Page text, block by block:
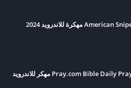
تحميل تطبيق Pray.com Bible Daily Prayer مهكر للاندرويد